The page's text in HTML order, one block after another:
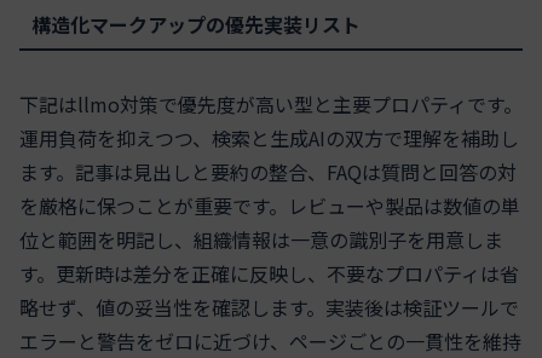
構造化マークアップの優先実装リスト
下記はllmo対策で優先度が高い型と主要プロパティです。
運用負荷を抑えつつ、検索と生成AIの双方で理解を補助し
ます。記事は見出しと要約の整合、FAQは質問と回答の対
を厳格に保つことが重要です。レビューや製品は数値の単
位と範囲を明記し、組織情報は一意の識別子を用意しま
す。更新時は差分を正確に反映し、不要なプロパティは省
略せず、値の妥当性を確認します。実装後は検証ツールで
エラーと警告をゼロに近づけ、ページごとの一貫性を維持